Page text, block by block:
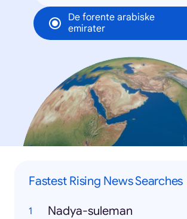
De forente arabiske
emirater
Fastest Rising News Searches
Nadya-suleman